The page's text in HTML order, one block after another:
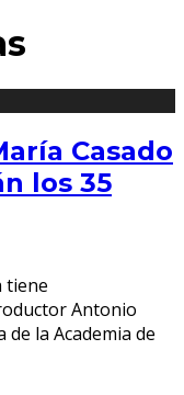
Casado
los 35
tiene
Antonio
la Academia de